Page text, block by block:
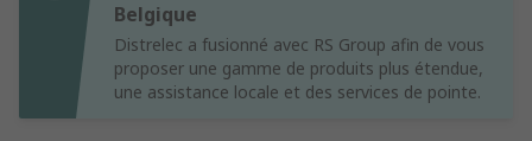
Belgique
Distrelec a fusionné avec RS Group afin de vous
proposer une gamme de produits plus étendue,
une assistance locale et des services de pointe.